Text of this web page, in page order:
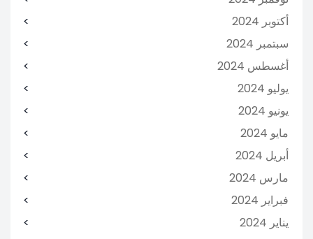
أكتوبر 2024
سبتمبر 2024
أغسطس 2024
يوليو 2024
يونيو 2024
مايو 2024
أبريل 2024
مارس 2024
فبراير 2024
يناير 2024